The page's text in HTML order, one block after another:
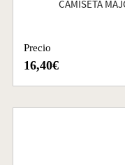
CAMISETA
Precio
16,40€